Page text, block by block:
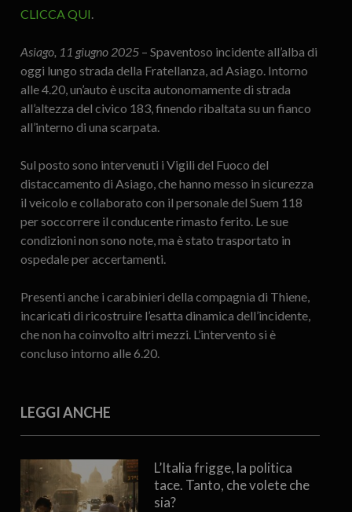
CLICCA QUI.
Asiago, 11 giugno 2025– Spaventoso incidente all’alba di
oggi lungo strada della Fratellanza, ad Asiago. Intorno
alle 4.20, un’auto è uscita autonomamente di strada
all’altezza del civico 183, finendo ribaltata su un fianco
all’interno di una scarpata.
Sul posto sono intervenuti i Vigili del Fuoco del
distaccamento di Asiago, che hanno messo in sicurezza
il veicolo e collaborato con il personale del Suem 118
per soccorrere il conducente rimasto ferito. Le sue
condizioni non sono note, ma è stato trasportato in
ospedale per accertamenti.
Presenti anche i carabinieri della compagnia di Thiene,
incaricati di ricostruire l’esatta dinamica dell’incidente,
che non ha coinvolto altri mezzi. L’intervento si è
concluso intorno alle 6.20.
LEGGI ANCHE
L’Italia frigge, la politica
tace. Tanto, che volete che
sia?